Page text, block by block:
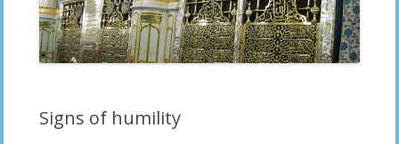
Signs of humility